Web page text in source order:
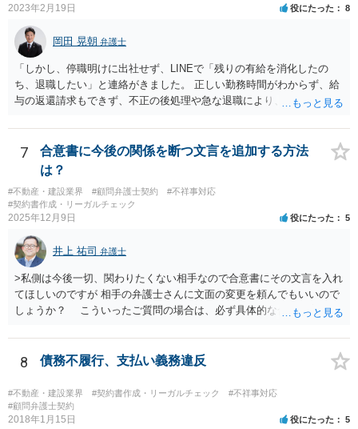
2023年2月19日 役にたった 8
岡田 晃朝 弁護士
「しかし、停職明けに出社せず、LINEで「残りの有給を消化したの
ち、退職したい」と連絡がきました。 正しい勤務時間がわからず、給
与の返還請求もできず、不正の後処理や急な退職により、社や他のス
状況です。」 大変悪質ですね。打刻場所のデータと、これまでのタイ
ムカードの虚偽を確認し、突き付けて責任を問題にすることになるで
しょう。 詐欺もありうるでしょうね。 「正しい時間がわからないとい
うタイムカード不正打刻による返還請求はどのようにおこなえばよい
でしょうか？」 想定できる虚偽を前提に、相手と協議して詰めればよ
いかと思います。 確実な記録があれば、それによるのがよいですが、
弁護士と相談しながら、対応策を検討する方がよいでしょう。 また、
返還が難しい場合、損害賠償を請求する事はできますでしょうか？ 法
的には可能ですが、立証の問題があります。 協議でも問題にできそう
ですが、調停なども検討できるでしょう。 また、返還請求も損害賠償
請求もせず、「詐欺」として、警察に被害届を出す事は可能でしょう
上がります。 警察に相談されてもよい事案だとは思います。
7
合意書に今後の関係を断つ文言を追加する方法
は？
#不動産・建設業界 #顧問弁護士契約
#不祥事対応
#契約書作成・リーガルチェック
2025年12月9日 役にたった 5
井上 祐司 弁護士
>私側は今後一切、関わりたくない相手なので合意書にその文言を入れ
てほしいのですが 相手の弁護士さんに文面の変更を頼んでもいいので
しょうか？ こういったご質問の場合は、必ず具体的な合意書案をも
には、ご質問のような懸念を払しょくするために、 「甲及び乙は，本
示談書に記載するもののほか，甲と乙の間には何らの債権債務が存し
ないことを相互に確認する。」 という清算条項を入れることが一般的
です。 以上に加え、「本件については，当事者協議の結果，上記示
談条件のとおり示談が成立したので，今後本件の上記示談内容に関し
てはどんな事情が生じても双方共裁判上又は裁判外においても一切異
8 債務不履行、支払い義務違反
#不動産・建設業界 #契約書作成・リーガルチェック
#不祥事対応
#顧問弁護士契約
2018年1月15日 役にたった 5